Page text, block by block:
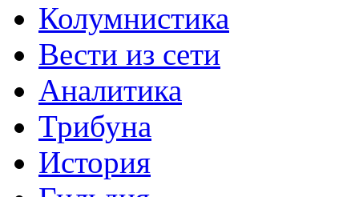
Колумнистика
Вести из сети
Аналитика
Трибуна
История